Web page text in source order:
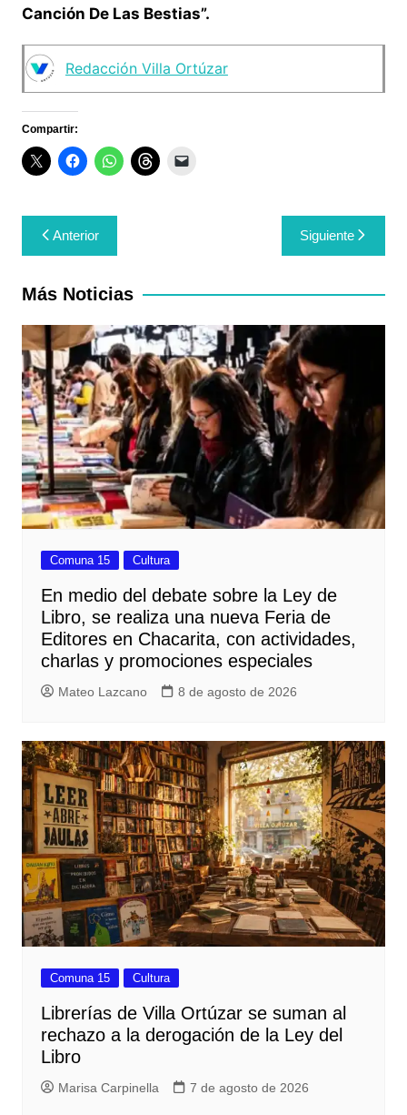
Canción De Las Bestias”.
Redacción Villa Ortúzar
Compartir:
Navegación
de
entradas
Anterior Siguiente
Más Noticias
Comuna 15 Cultura
En medio del debate sobre la Ley de
Libro, se realiza una nueva Feria de
Editores en Chacarita, con actividades,
charlas y promociones especiales
Mateo Lazcano 8 de agosto de 2026
Comuna 15 Cultura
Librerías de Villa Ortúzar se suman al
rechazo a la derogación de la Ley del
Libro
Marisa Carpinella 7 de agosto de 2026